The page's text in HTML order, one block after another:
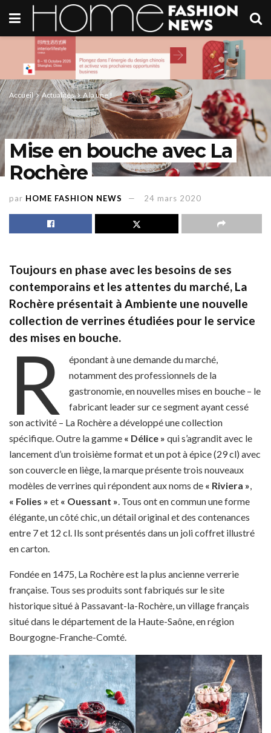
Accueil Actualités A la une !
Mise en bouche avec La
Rochère
par HOME FASHION NEWS 24 mars 2020
Toujours en phase avec les besoins de ses
contemporains et les attentes du marché, La
Rochère présentait à Ambiente une nouvelle
collection de verrines étudiées pour le service
des mises en bouche.
R
épondant à une demande du marché,
notamment des professionnels de la
gastronomie, en nouvelles mises en bouche– le
fabricant leader sur ce segment ayant cessé
son activité – La Rochère a développé une collection
spécifique. Outre la gamme « Délice » qui s’agrandit avec le
lancement d’un troisième format et un pot à épice (29 cl) avec
son couvercle en liège, la marque présente trois nouveaux
modèles de verrines qui répondent aux noms de « Riviera »,
« Folies » et « Ouessant ». Tous ont en commun une forme
élégante, un côté chic, un détail original et des contenances
entre 7 et 12 cl. Ils sont présentés dans un joli coffret illustré
en carton.
Fondée en 1475, La Rochère est la plus ancienne verrerie
française. Tous ses produits sont fabriqués sur le site
historique situé à Passavant-la-Rochère, un village français
situé dans le département de la Haute-Saône, en région
Bourgogne-Franche-Comté.